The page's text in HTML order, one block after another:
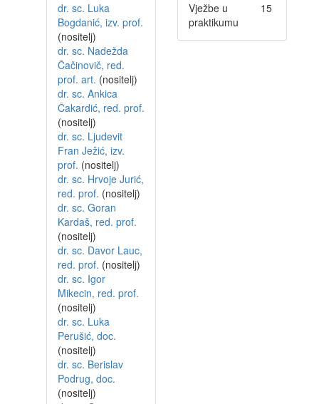
dr. sc. Luka
Bogdanić, izv. prof.
(nositelj)
dr. sc. Nadežda
Čačinovič, red.
prof. art. (nositelj)
dr. sc. Ankica
Čakardić, red. prof.
(nositelj)
dr. sc. Ljudevit
Fran Ježić, izv.
prof. (nositelj)
dr. sc. Hrvoje Jurić,
red. prof. (nositelj)
dr. sc. Goran
Kardaš, red. prof.
(nositelj)
dr. sc. Davor Lauc,
red. prof. (nositelj)
dr. sc. Igor
Mikecin, red. prof.
(nositelj)
dr. sc. Luka
Perušić, doc.
(nositelj)
dr. sc. Berislav
Podrug, doc.
(nositelj)
Vježbe u
praktikumu
15